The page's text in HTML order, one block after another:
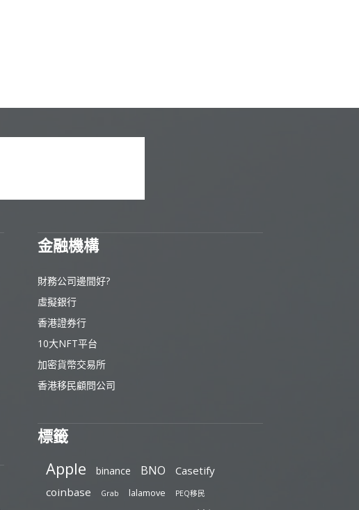
金融機構
財務公司邊間好?
虛擬銀行
香港證券行
10大NFT平台
加密貨幣交易所
香港移民顧問公司
標籤
Apple binance BNO
Casetify
coinbase
Grab lalamove PEQ移民